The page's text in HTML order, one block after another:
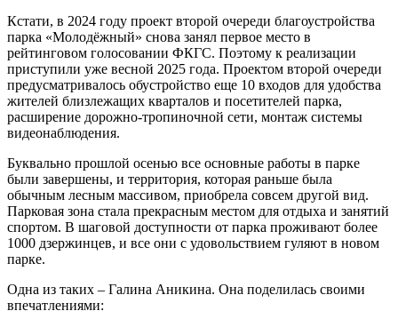
Кстати, в 2024 году проект второй очереди благоустройства
парка «Молодёжный» снова занял первое место в
рейтинговом голосовании ФКГС. Поэтому к реализации
приступили уже весной 2025 года. Проектом второй очереди
предусматривалось обустройство еще 10 входов для удобства
жителей близлежащих кварталов и посетителей парка,
расширение дорожно-тропиночной сети, монтаж системы
видеонаблюдения.
Буквально прошлой осенью все основные работы в парке
были завершены, и территория, которая раньше была
обычным лесным массивом, приобрела совсем другой вид.
Парковая зона стала прекрасным местом для отдыха и занятий
спортом. В шаговой доступности от парка проживают более
1000 дзержинцев, и все они с удовольствием гуляют в новом
парке.
Одна из таких – Галина Аникина. Она поделилась своими
впечатлениями: